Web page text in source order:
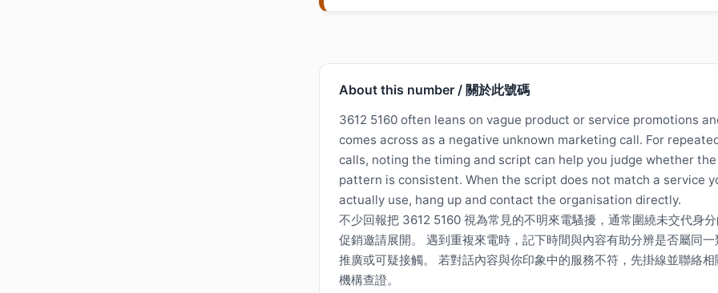
About this number / 關於此號碼
3612 5160 often leans on vague product or service promotions
comes across as a negative unknown marketing call. For
calls, noting the timing and script can help you judge whether the
pattern is consistent. When the script does not match a service
actually use, hang up and contact the organisation directly.
不少回報把 3612 5160 視為常見的不明來電騷擾，通常圍繞未交代身
促銷邀請展開。 遇到重複來電時，記下時間與內容有助分辨是否屬同一
推廣或可疑接觸。 若對話內容與你印象中的服務不符，先掛線並聯絡相
機構查證。